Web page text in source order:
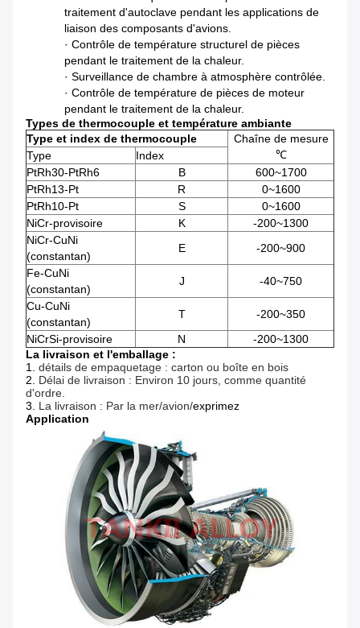
traitement d'autoclave pendant les applications de
liaison des composants d'avions.
· Contrôle de température structurel de pièces
pendant le traitement de la chaleur.
· Surveillance de chambre à atmosphère contrôlée.
· Contrôle de température de pièces de moteur
pendant le traitement de la chaleur.
Types de thermocouple et température ambiante
Type et index de thermocouple
Chaîne de mesure
℃
Type
Index
PtRh30-PtRh6
B
600~1700
PtRh13-Pt
R
0~1600
PtRh10-Pt
S
0~1600
NiCr-provisoire
K
-200~1300
NiCr-CuNi
(constantan)
E
-200~900
Fe-CuNi
(constantan)
J
-40~750
Cu-CuNi
(constantan)
T
-200~350
NiCrSi-provisoire
N
-200~1300
La livraison et l'emballage :
1. détails de empaquetage : carton ou boîte en bois
2. Délai de livraison : Environ 10 jours, comme quantité
d'ordre.
3. La livraison : Par la mer/avion/exprimez
Application